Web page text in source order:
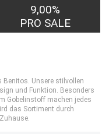
9,00%
PRO SALE
Benitos. Unsere stilvollen
und Funktion. Besonders
Gobelinstoff machen jedes
das Sortiment durch